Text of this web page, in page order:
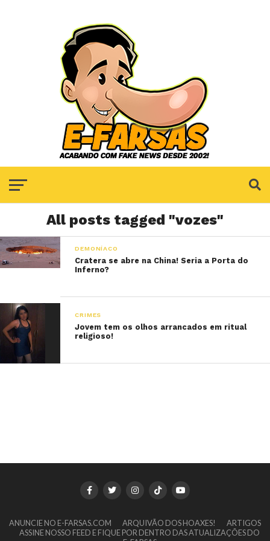
All posts tagged "vozes"
DEMONÍACO
Cratera se abre na China! Seria a Porta do
Inferno?
CRIMES
Jovem tem os olhos arrancados em ritual
religioso!
ANUNCIE NO E-FARSAS.COM ARQUIVÃO DOS HOAXES!
ARTIGOS
ASSINE NOSSO FEED E FIQUE POR DENTRO DAS ATUALIZAÇÕES DO